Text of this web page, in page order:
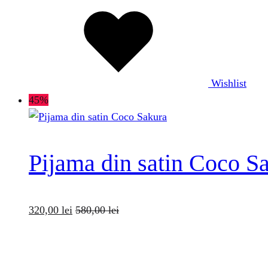
Wishlist
45%
Pijama din satin Coco
320,00 lei 580,00lei